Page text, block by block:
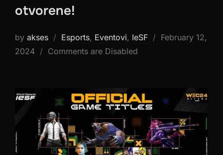
otvorene!
by akses Esports, Eventovi, IeSF
Posted
February 12,
2024
Comments are Disabled